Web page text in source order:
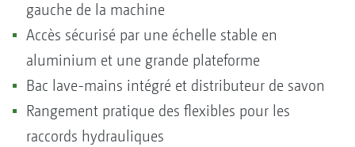
gauche de la machine
Accès sécurisé par une échelle stable en
aluminium et une grande plateforme
Bac lave-mains intégré et distributeur de savon
Rangement pratique des flexibles pour les
raccords hydrauliques